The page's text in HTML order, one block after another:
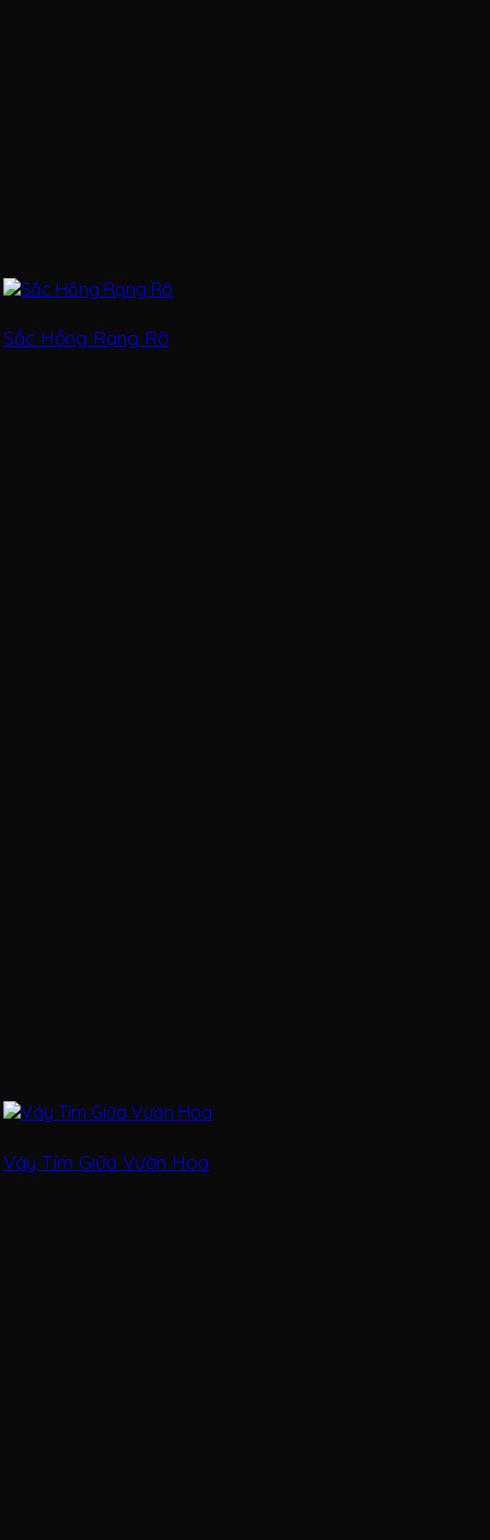
Sắc Hồng Rạng Rỡ
Váy Tím Giữa Vườn Hoa